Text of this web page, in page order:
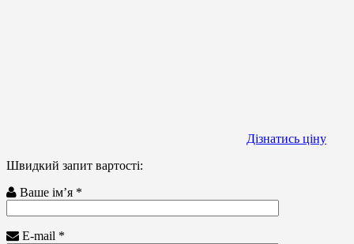
Дізнатись ціну
Швидкий запит вартості:
Ваше ім’я *
E-mail *